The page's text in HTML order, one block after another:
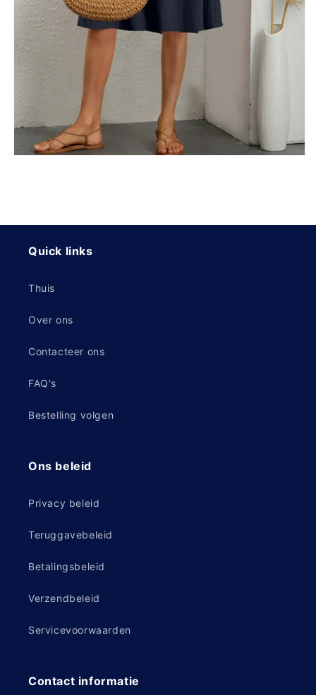
Quick links
Thuis
Over ons
Contacteer ons
FAQ's
Bestelling volgen
Ons beleid
Privacy beleid
Teruggavebeleid
Betalingsbeleid
Verzendbeleid
Servicevoorwaarden
Contact informatie